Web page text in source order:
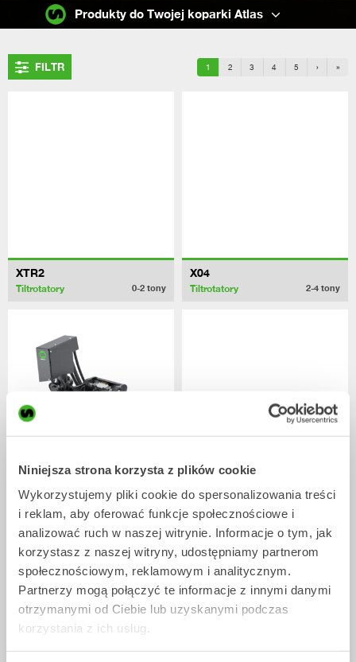
Niniejsza strona korzysta z plików cookie
Wykorzystujemy pliki cookie do spersonalizowania treści
i reklam, aby oferować funkcje społecznościowe i
analizować ruch w naszej witrynie. Informacje o tym, jak
korzystasz z naszej witryny, udostępniamy partnerom
społecznościowym, reklamowym i analitycznym.
Partnerzy mogą połączyć te informacje z innymi danymi
otrzymanymi od Ciebie lub uzyskanymi podczas
korzystania z ich usług.
FILTR 1 2 3 4 5 › »
XTR2
Tiltrotatory 0-2 tony
X04
Tiltrotatory 2-4 tony
XTR7
Tiltrotatory
X07
Tiltrotatory
Produkty do Twojej koparki Atlas